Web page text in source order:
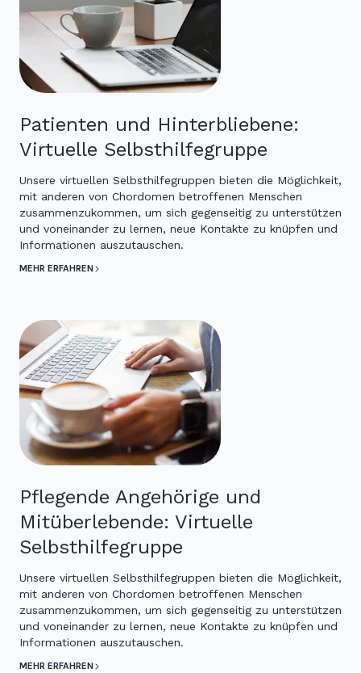
Patienten und Hinterbliebene:
Virtuelle Selbsthilfegruppe
Unsere virtuellen Selbsthilfegruppen bieten die Möglichkeit,
mit anderen von Chordomen betroffenen Menschen
zusammenzukommen, um sich gegenseitig zu unterstützen
und voneinander zu lernen, neue Kontakte zu knüpfen und
Informationen auszutauschen.
MEHR ERFAHREN
Pflegende Angehörige und
Mitüberlebende: Virtuelle
Selbsthilfegruppe
Unsere virtuellen Selbsthilfegruppen bieten die Möglichkeit,
mit anderen von Chordomen betroffenen Menschen
zusammenzukommen, um sich gegenseitig zu unterstützen
und voneinander zu lernen, neue Kontakte zu knüpfen und
Informationen auszutauschen.
MEHR ERFAHREN